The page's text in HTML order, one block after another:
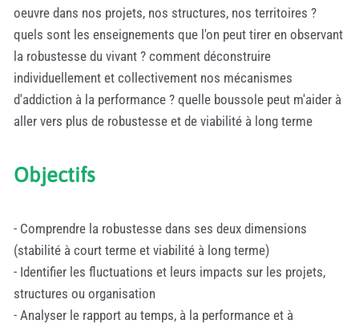
oeuvre dans nos projets, nos structures, nos territoires ?
quels sont les enseignements que l'on peut tirer en observant
la robustesse du vivant ? comment déconstruire
individuellement et collectivement nos mécanismes
d'addiction à la performance ? quelle boussole peut m'aider à
aller vers plus de robustesse et de viabilité à long terme
Objectifs
- Comprendre la robustesse dans ses deux dimensions
(stabilité à court terme et viabilité à long terme)
- Identifier les fluctuations et leurs impacts sur les projets,
structures ou organisation
- Analyser le rapport au temps, à la performance et à